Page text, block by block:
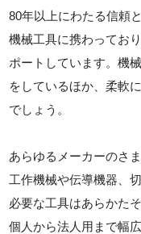
80年以上にわたる信頼
機械工具に携わってお
ポートしています。機
をしているほか、柔軟
でしょう。
あらゆるメーカーのさ
工作機械や伝導機器、
必要な工具はあらかた
個人から法人用まで幅